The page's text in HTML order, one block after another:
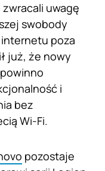
uwagę
swobody
poza
już, że nowy
i
bez
Wi-Fi.
pozostaje